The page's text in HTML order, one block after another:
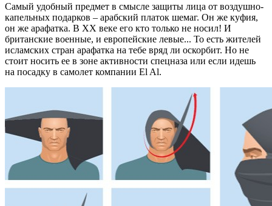
Самый удобный предмет в смысле защиты лица от воздушно-
капельных подарков – арабский платок шемаг. Он же куфия,
он же арафатка. В XX веке его кто только не носил! И
британские военные, и европейские левые... То есть жителей
исламских стран арафатка на тебе вряд ли оскорбит. Но не
стоит носить ее в зоне активности спецназа или если идешь
на посадку в самолет компании El Al.